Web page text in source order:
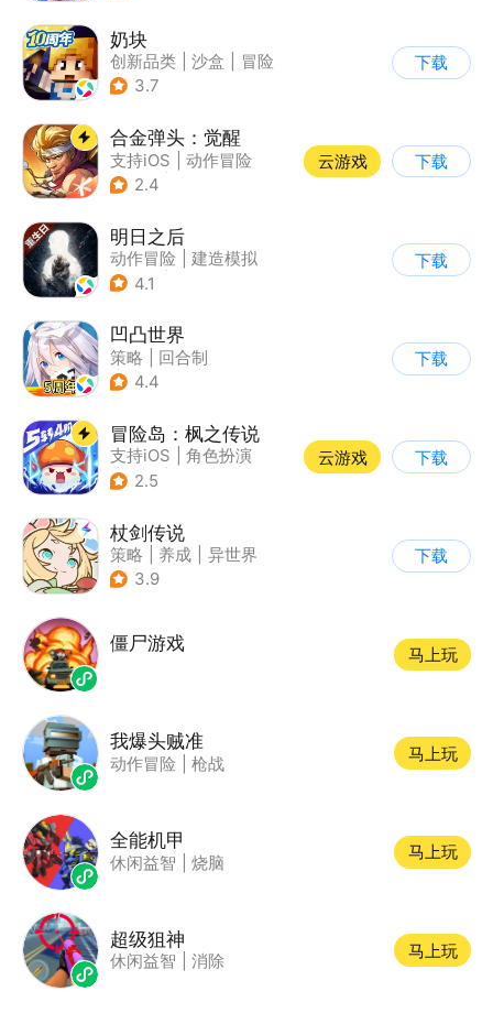
奶块
创新品类 沙盒
冒险
| 开放世界
3.7
下载
合金弹头：觉醒
支持iOS
动作冒险
| 射击
2.4
云游戏 下载
明日之后
动作冒险
建造模拟
| 丧尸
4.1
下载
凹凸世界
策略
回合制
| 动漫改编
4.4
下载
冒险岛：枫之传说
支持iOS
角色扮演
| 放置
2.5
云游戏 下载
杖剑传说
策略 养成
异世界
| 二次元
3.9
下载
僵尸游戏
马上玩
我爆头贼准
动作冒险 枪战
马上玩
全能机甲
休闲益智 烧脑
马上玩
超级狙神
休闲益智 消除
马上玩